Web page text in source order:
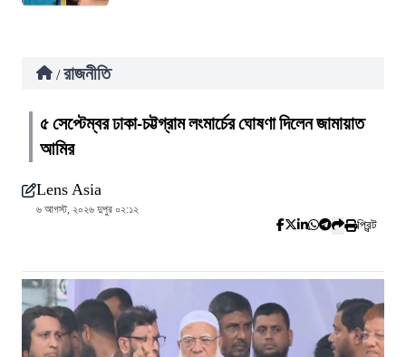
/ রাজনীতি
৫ সেপ্টেম্বর ঢাকা-চট্টগ্রাম লংমার্চের ঘোষণা দিলেন জামায়াত
আমির
Lens Asia
৬ আগস্ট, ২০২৬ দুপুর ০২:১২
প্রিন্ট